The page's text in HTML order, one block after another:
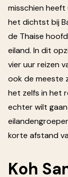
misschien
het dichtst bij
de Thaise
eiland. In dit
vier uur reizen
ook de meeste
het zelfs in het
echter wilt
korte afstand
Koh